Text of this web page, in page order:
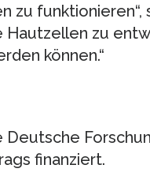
zu funktionieren“,
Hautzellen zu
können.“
finanziert.